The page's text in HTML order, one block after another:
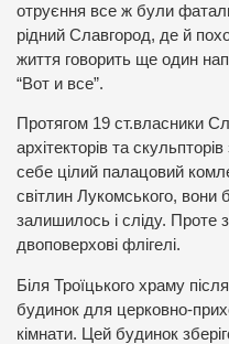
отруєння все ж були
рідний Славгород, де й
життя говорить ще один
“Вот и все”.
Протягом 19 ст.власники
архітекторів та
себе цілий палацовий
світлин Лукомського, вони
залишилось і сліду. Проте
двоповерхові флігелі.
Біля Троїцького храму
будинок для церковно-
кімнати. Цей будинок